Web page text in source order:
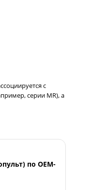
с
серии MR), а
по OEM-